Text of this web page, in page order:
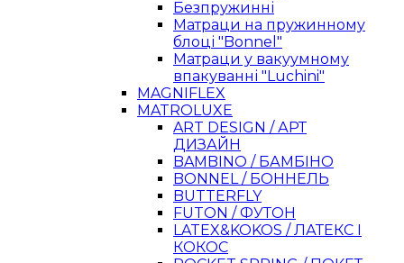
Безпружинні
Матраци на пружинному
блоці "Bonnel"
Матраци у вакуумному
впакуванні "Luchini"
MAGNIFLEX
MATROLUXE
ART DESIGN / АРТ
ДИЗАЙН
BAMBINO / БАМБІНО
BONNEL / БОННЕЛЬ
BUTTERFLY
FUTON / ФУТОН
LATEX&KOKOS / ЛАТЕКС І
КОКОС